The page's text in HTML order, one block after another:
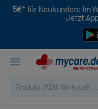
5€* für Neukunden: Im
Jetzt